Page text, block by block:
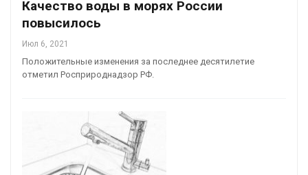
Качество воды в морях России
повысилось
Июл 6, 2021
Положительные изменения за последнее десятилетие
отметил Росприроднадзор РФ.